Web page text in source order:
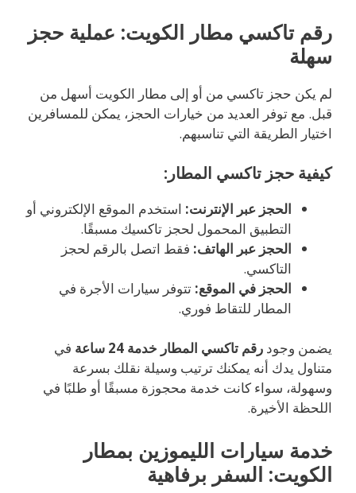
رقم تاكسي مطار الكويت: عملية حجز
سهلة
لم يكن حجز تاكسي من أو إلى مطار الكويت أسهل من
قبل. مع توفر العديد من خيارات الحجز، يمكن للمسافرين
اختيار الطريقة التي تناسبهم.
كيفية حجز تاكسي المطار:
الحجز عبر الإنترنت: استخدم الموقع الإلكتروني أو
التطبيق المحمول لحجز تاكسيك مسبقًا.
الحجز عبر الهاتف: فقط اتصل بالرقم لحجز
التاكسي.
الحجز في الموقع: تتوفر سيارات الأجرة في
المطار للتقاط فوري.
يضمن وجود رقم تاكسي المطار خدمة 24 ساعة
في
متناول يدك أنه يمكنك ترتيب وسيلة نقلك بسرعة
وسهولة، سواء كانت خدمة محجوزة مسبقًا أو طلبًا في
اللحظة الأخيرة.
خدمة سيارات الليموزين بمطار
الكويت: السفر برفاهية